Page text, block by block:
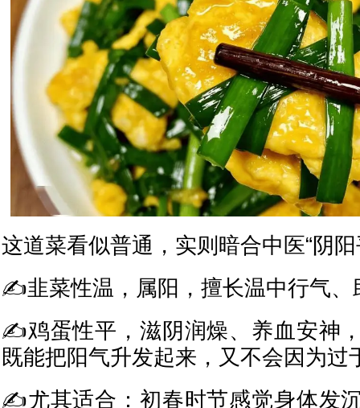
这道菜看似普通，实则暗合中医“阴
✍韭菜性温，属阳，擅长温中行气、
✍鸡蛋性平，滋阴润燥、养血安神
既能把阳气升发起来，又不会因为过
✍尤其适合：初春时节感觉身体发